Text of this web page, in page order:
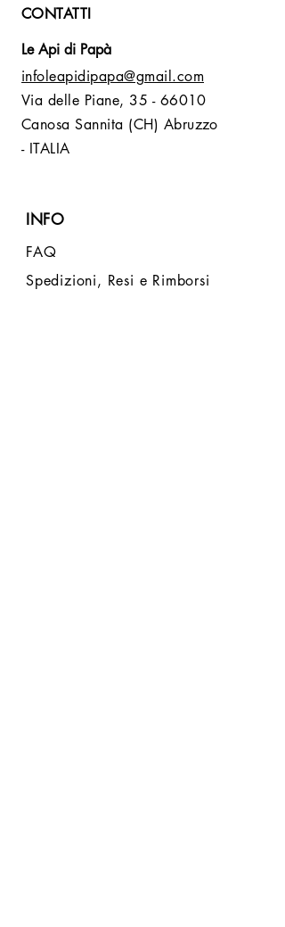
CONTATTI
Le Api di Papà
infoleapidipapa@gmail.com
Via delle Piane, 35 - 66010
Canosa Sannita (CH) Abruzzo
- ITALIA
INFO
FAQ
Spedizioni, Resi e Rimborsi